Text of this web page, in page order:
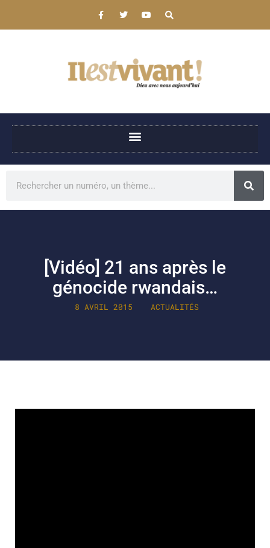
[Vidéo] 21 ans après le
génocide rwandais…
8 AVRIL 2015 ACTUALITÉS